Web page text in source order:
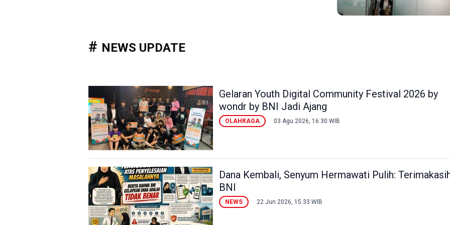
NEWS UPDATE
Gelaran Youth Digital Community Festival 2026 by
wondr by BNI Jadi Ajang
OLAHRAGA 03 Agu 2026, 16:30 WIB
Dana Kembali, Senyum Hermawati Pulih:
BNI
NEWS 22 Jun 2026, 15:33 WIB